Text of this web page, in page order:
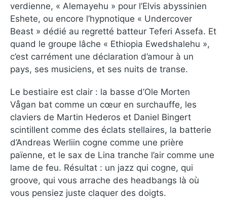
verdienne, « Alemayehu » pour l’Elvis abyssinien
Eshete, ou encore l’hypnotique « Undercover
Beast » dédié au regretté batteur Teferi Assefa. Et
quand le groupe lâche « Ethiopia Ewedshalehu »,
c’est carrément une déclaration d’amour à un
pays, ses musiciens, et ses nuits de transe.
Le bestiaire est clair : la basse d’Ole Morten
Vågan bat comme un cœur en surchauffe, les
claviers de Martin Hederos et Daniel Bingert
scintillent comme des éclats stellaires, la batterie
d’Andreas Werliin cogne comme une prière
païenne, et le sax de Lina tranche l’air comme une
lame de feu. Résultat : un jazz qui cogne, qui
groove, qui vous arrache des headbangs là où
vous pensiez juste claquer des doigts.